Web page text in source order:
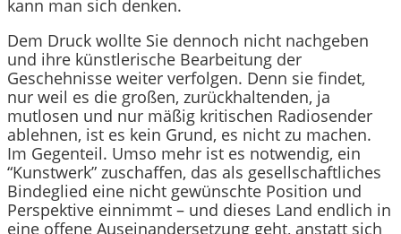
kann man sich denken.
Dem Druck wollte Sie dennoch nicht nachgeben
und ihre künstlerische Bearbeitung der
Geschehnisse weiter verfolgen. Denn sie findet,
nur weil es die großen, zurückhaltenden, ja
mutlosen und nur mäßig kritischen Radiosender
ablehnen, ist es kein Grund, es nicht zu machen.
Im Gegenteil. Umso mehr ist es notwendig, ein
“Kunstwerk” zuschaffen, das als gesellschaftliches
Bindeglied eine nicht gewünschte Position und
Perspektive einnimmt – und dieses Land endlich in
eine offene Auseinandersetzung geht, anstatt sich